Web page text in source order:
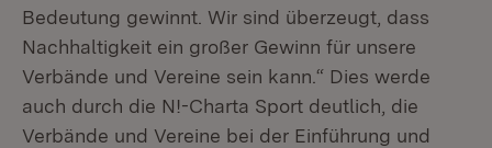
Bedeutung gewinnt. Wir sind überzeugt, dass
Nachhaltigkeit ein großer Gewinn für unsere
Verbände und Vereine sein kann.“ Dies werde
auch durch die N!-Charta Sport deutlich, die
Verbände und Vereine bei der Einführung und